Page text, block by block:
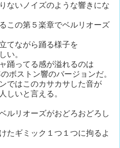
ないノイズのような響きにな
この第５楽章でベルリオーズ
てながら踊る様子を
い。
踊ってる感が溢れるのは
ボストン響のバージョンだ。
ではこのカサカサした音が
しいと言える。
ルリオーズがおどろおどろし
たギミック１つ１つに拘るよ